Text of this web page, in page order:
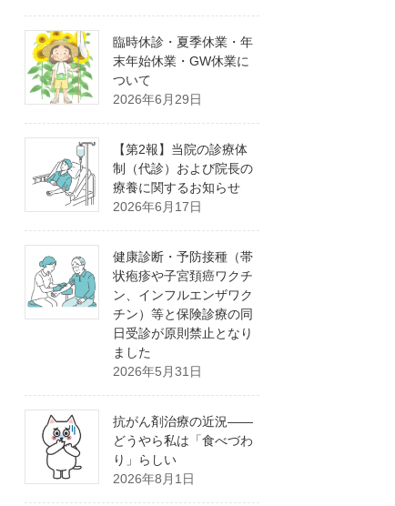
臨時休診・夏季休業・年
末年始休業・GW休業に
ついて
2026年6月29日
【第2報】当院の診療体
制（代診）および院長の
療養に関するお知らせ
2026年6月17日
健康診断・予防接種（帯
状疱疹や子宮頚癌ワクチ
ン、インフルエンザワク
チン）等と保険診療の同
日受診が原則禁止となり
ました
2026年5月31日
抗がん剤治療の近況――
どうやら私は「食べづわ
り」らしい
2026年8月1日